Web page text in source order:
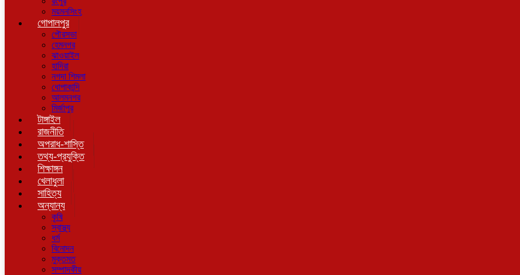
ময়মনসিংহ
গোপালপুর
পৌরসভা
হেমনগর
ঝাওয়াইল
হাদিরা
নগদা শিমলা
ধোপাকান্দি
আলমনগর
মির্জাপুর
টাঙ্গাইল
রাজনীতি
অপরাধ-শাস্তি
তথ্য-প্রযুক্তি
শিক্ষাঙ্গন
খেলাধুলা
সাহিত্য
অন্যান্য
কৃষি
স্বাস্থ্য
ধর্ম
বিনোদন
মুক্তমত
সম্পাদকীয়